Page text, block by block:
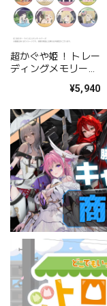
超かぐや姫！ トレー
ディングメモリーズ
¥5,940